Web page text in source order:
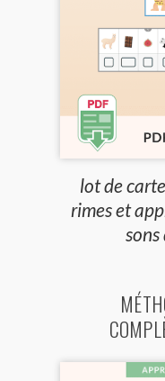
lot de
rimes et